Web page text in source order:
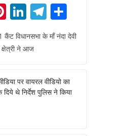
Pi
nt
er
e
st
Li
k
dI
n
T
el
e
a
m
h
ar
कैंट विधानसभा के माँ नंदा देवी
ने आज
पर वायरल वीडियो का
दिये थे निर्देश पुलिस ने किया